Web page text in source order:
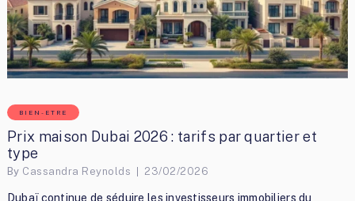
BIEN-ETRE
Prix maison Dubai 2026 : tarifs par quartier et
type
By Cassandra Reynolds 23/02/2026
Dubaï continue de séduire les investisseurs immobiliers du